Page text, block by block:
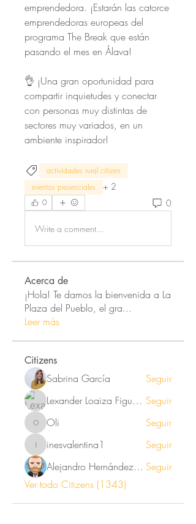
emprendedora. ¡Estarán las catorce
emprendedoras europeas del
programa The Break que están
pasando el mes en Álava!
👌 ¡Una gran oportunidad para
compartir inquietudes y conectar
con personas muy distintas de
sectores muy variados, en un
ambiente inspirador!
actividades rural citizen
eventos presenciales
+ 2
0 0
Write a comment...
Acerca de
¡Hola! Te damos la bienvenida a La
Plaza del Pueblo, el gra...
Leer más
Citizens
Sabrina García
Seguir
Lexander Loaiza Figueroa Seguir
Oli Oli Seguir
inesvalentina1
inesvalentina1
Seguir
Alejandro Hernández Renner Seguir
Ver todo Citizens (1343)